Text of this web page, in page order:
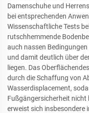
Damenschuhe und
bei entsprechenden
Wissenschaftliche Tests
rutschhemmende
auch nassen
und damit deutlich über
liegen. Das
durch die Schaffung von
Wasserdisplacement,
Fußgängersicherheit nicht
erweist sich insbesondere